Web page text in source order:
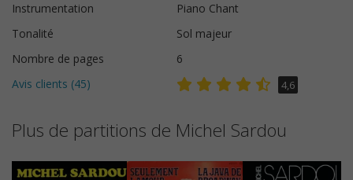
Instrumentation
Piano Chant
Tonalité
Sol majeur
Nombre de pages
6
Avis clients (45) 4,6
Plus de partitions de Michel Sardou